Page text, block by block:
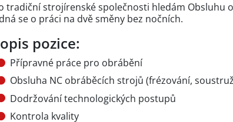
tradiční strojírenské společnosti hledám Obsluhu
se o práci na dvě směny bez nočních.
pozice:
Přípravné práce pro obrábění
Obsluha NC obráběcích strojů (frézování,
Dodržování technologických postupů
Kontrola kvality